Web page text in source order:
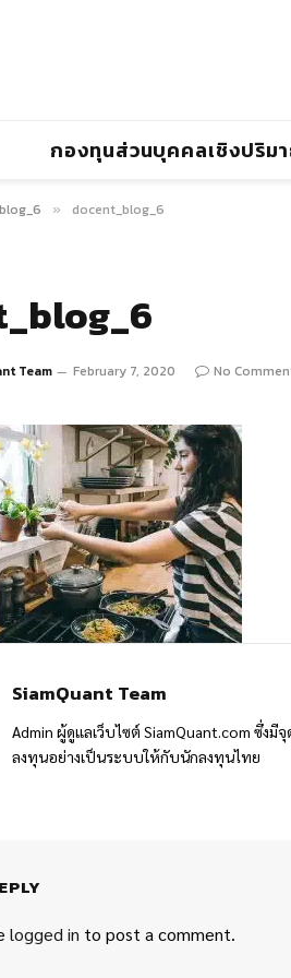
กองทุนส่วนบุคคลเชิงปริม
» docent_blog_6
Team February 7, 2020 No
SiamQuant Team
Admin ผู้ดูแลเว็บไซต์ SiamQuant.com ซึ่ง
ลงทุนอย่างเป็นระบบให้กับนักลงทุนไทย
logged in to post a comment.